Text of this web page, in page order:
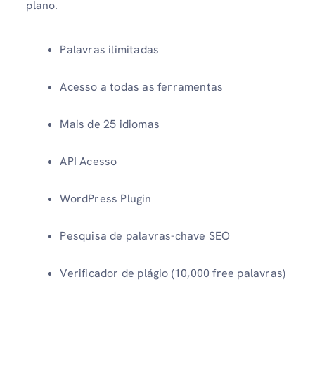
plano.
Palavras ilimitadas
Acesso a todas as ferramentas
Mais de 25 idiomas
API Acesso
WordPress Plugin
Pesquisa de palavras-chave SEO
Verificador de plágio (10,000 free palavras)